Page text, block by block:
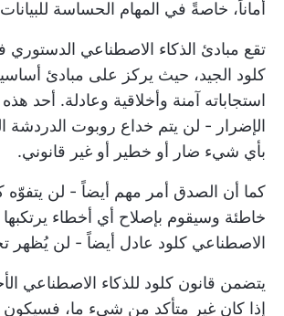
أماناً، خاصةً في المهام الحساسة
تقع مبادئ الذكاء الاصطناعي
كلود الجيد، حيث يركز على مبادئ
استجاباته آمنة وأخلاقية وعادلة. أحد
الإضرار - لن يتم خداع روبوت الدردشة
بأي شيء ضار أو خطير أو غير قانوني.
كما أن الصدق أمر مهم أيضاً - لن يتفوّه
خاطئة وسيقوم بإصلاح أي أخطاء
الاصطناعي كلود عادل أيضاً - لن يُظهر
يتضمن قانون كلود للذكاء الاصطناعي
إذا كان غير متأكد من شيء ما، فسيكون